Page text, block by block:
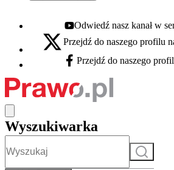
Youtube - otwiera się w nowej karcie
Odwiedź nasz kanał w
X - otwiera się w nowej karcie
Przejdź do naszego profilu
Facebook - otwiera się w nowej karcie
Przejdź do naszego
Wyszukiwarka
Szukaj